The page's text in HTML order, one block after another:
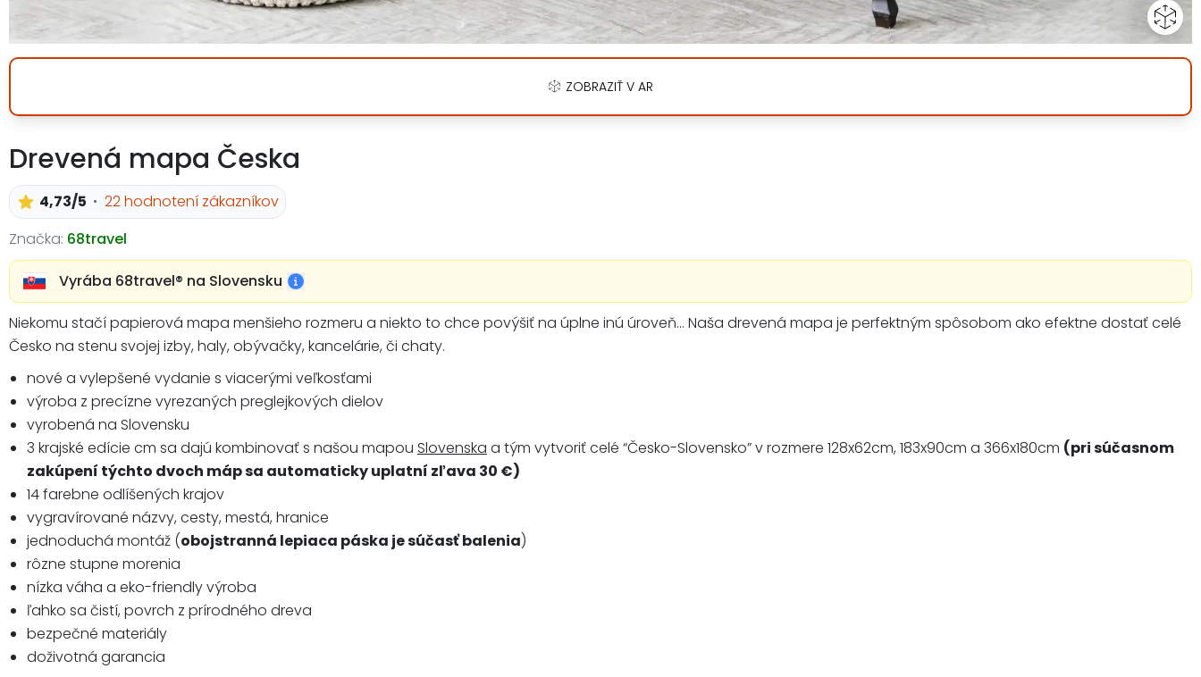
ZOBRAZIŤ V AR
Drevená mapa Česka
4,73/5
22 hodnotení zákazníkov
Značka: 68travel
Vyrába 68travel®️ na Slovensku
Niekomu stačí papierová mapa menšieho rozmeru a niekto to chce povýšiť na úplne inú úroveň... Naša drevená mapa je perfektným spôsobom ako efektne dostať celé
Česko na stenu svojej izby, haly, obývačky, kancelárie, či chaty.
nové a vylepšené vydanie s viacerými veľkosťami
výroba z precízne vyrezaných preglejkových dielov
vyrobená na Slovensku
3 krajské edície cm sa dajú kombinovať s našou mapou Slovenska a tým vytvoriť celé “Česko-Slovensko” v rozmere 128x62cm, 183x90cm a 366x180cm (pri súčasnom
zakúpení týchto dvoch máp sa automaticky uplatní zľava 30 €)
14 farebne odlíšených krajov
vygravírované názvy, cesty, mestá, hranice
jednoduchá montáž (obojstranná lepiaca páska je súčasť balenia)
rôzne stupne morenia
nízka váha a eko-friendly výroba
ľahko sa čistí, povrch z prírodného dreva
bezpečné materiály
doživotná garancia